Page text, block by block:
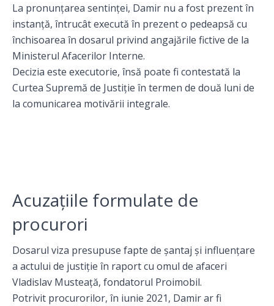
La pronunțarea sentinței, Damir nu a fost prezent în
instanță, întrucât execută în prezent o pedeapsă cu
închisoarea în dosarul privind angajările fictive de la
Ministerul Afacerilor Interne.
Decizia este executorie, însă poate fi contestată la
Curtea Supremă de Justiție în termen de două luni de
la comunicarea motivării integrale.
Acuzațiile formulate de
procurori
Dosarul viza presupuse fapte de șantaj și influențare
a actului de justiție în raport cu omul de afaceri
Vladislav Musteață, fondatorul Proimobil.
Potrivit procurorilor, în iunie 2021, Damir ar fi